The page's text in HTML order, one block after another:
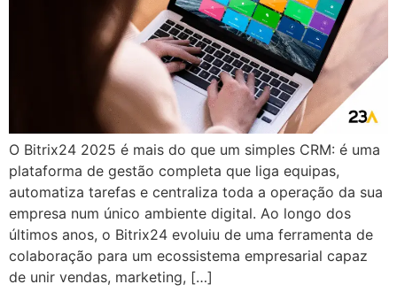
O Bitrix24 2025 é mais do que um simples CRM: é uma
plataforma de gestão completa que liga equipas,
automatiza tarefas e centraliza toda a operação da sua
empresa num único ambiente digital. Ao longo dos
últimos anos, o Bitrix24 evoluiu de uma ferramenta de
colaboração para um ecossistema empresarial capaz
de unir vendas, marketing, […]